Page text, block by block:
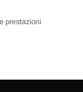
prestazioni